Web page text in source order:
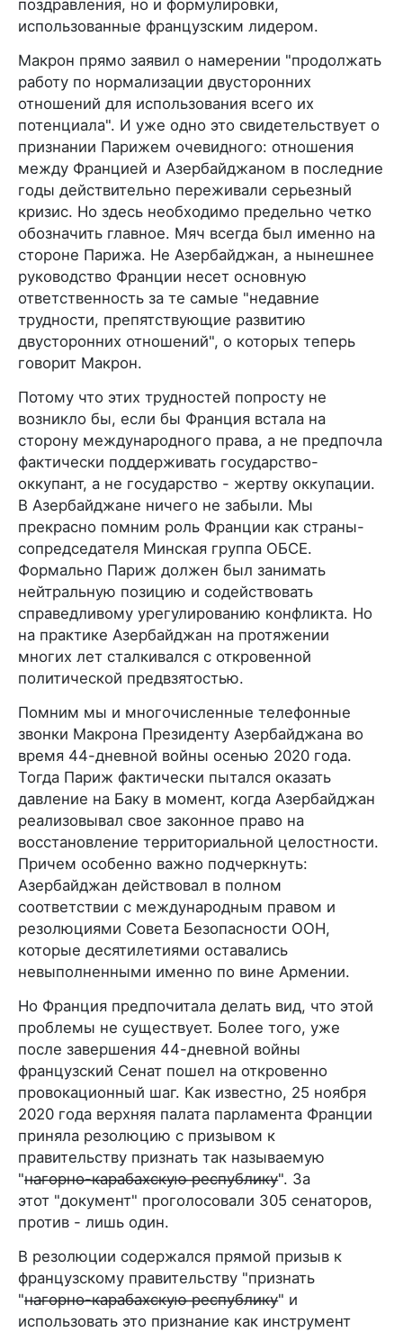
поздравления, но и формулировки,
использованные французским лидером.
Макрон прямо заявил о намерении "продолжать
работу по нормализации двусторонних
отношений для использования всего их
потенциала". И уже одно это свидетельствует о
признании Парижем очевидного: отношения
между Францией и Азербайджаном в последние
годы действительно переживали серьезный
кризис. Но здесь необходимо предельно четко
обозначить главное. Мяч всегда был именно на
стороне Парижа. Не Азербайджан, а нынешнее
руководство Франции несет основную
ответственность за те самые "недавние
трудности, препятствующие развитию
двусторонних отношений", о которых теперь
говорит Макрон.
Потому что этих трудностей попросту не
возникло бы, если бы Франция встала на
сторону международного права, а не предпочла
фактически поддерживать государство-
оккупант, а не государство - жертву оккупации.
В Азербайджане ничего не забыли. Мы
прекрасно помним роль Франции как страны-
сопредседателя Минская группа ОБСЕ.
Формально Париж должен был занимать
нейтральную позицию и содействовать
справедливому урегулированию конфликта. Но
на практике Азербайджан на протяжении
многих лет сталкивался с откровенной
политической предвзятостью.
Помним мы и многочисленные телефонные
звонки Макрона Президенту Азербайджана во
время 44-дневной войны осенью 2020 года.
Тогда Париж фактически пытался оказать
давление на Баку в момент, когда Азербайджан
реализовывал свое законное право на
восстановление территориальной целостности.
Причем особенно важно подчеркнуть:
Азербайджан действовал в полном
соответствии с международным правом и
резолюциями Совета Безопасности ООН,
которые десятилетиями оставались
невыполненными именно по вине Армении.
Но Франция предпочитала делать вид, что этой
проблемы не существует. Более того, уже
после завершения 44-дневной войны
французский Сенат пошел на откровенно
провокационный шаг. Как известно, 25 ноября
2020 года верхняя палата парламента Франции
приняла резолюцию с призывом к
правительству признать так называемую
"н̶а̶г̶о̶р̶н̶о̶-̶к̶а̶р̶а̶б̶а̶х̶с̶к̶у̶ю̶ ̶р̶е̶с̶п̶у̶б̶л̶и̶к̶у̶". За
этот "документ" проголосовали 305 сенаторов,
против - лишь один.
В резолюции содержался прямой призыв к
французскому правительству "признать
"н̶а̶г̶о̶р̶н̶о̶-̶к̶а̶р̶а̶б̶а̶х̶с̶к̶у̶ю̶ ̶р̶е̶с̶п̶у̶б̶л̶и̶к̶у̶" и
использовать это признание как инструмент